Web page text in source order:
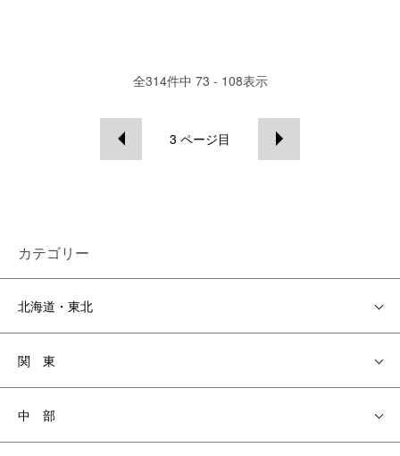
全314件中 73 - 108表示
3 ページ目
カテゴリー
北海道・東北
関 東
中 部